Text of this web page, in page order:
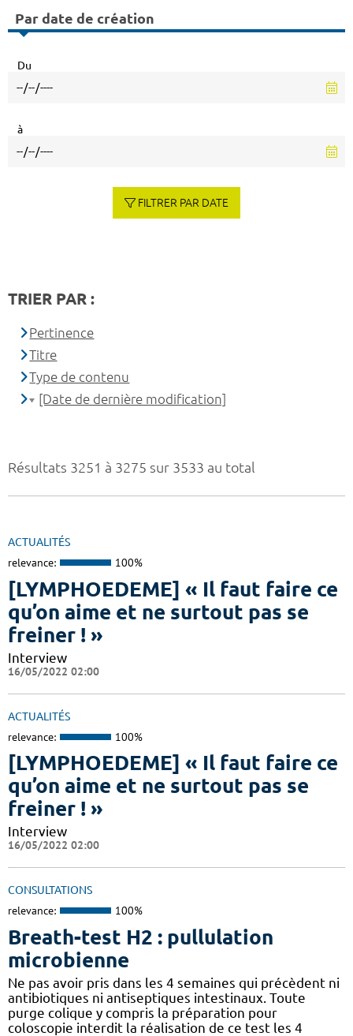
Résultats 3251 à 3275 sur 3533 au total
ACTUALITÉS
relevance: 100%
[LYMPHOEDEME] « Il faut faire ce
qu’on aime et ne surtout pas se
freiner ! »
Interview
16/05/2022 02:00
ACTUALITÉS
relevance: 100%
[LYMPHOEDEME] « Il faut faire ce
qu’on aime et ne surtout pas se
freiner ! »
Interview
16/05/2022 02:00
CONSULTATIONS
relevance: 100%
Breath-test H2 : pullulation
microbienne
Ne pas avoir pris dans les 4 semaines qui précèdent ni
antibiotiques ni antiseptiques intestinaux. Toute
purge colique y compris la préparation pour
coloscopie interdit la réalisation de ce test les 4
Par date de création
Du
à
FILTRER PAR DATE
TRIER PAR :
Pertinence
Titre
Type de contenu
[Date de dernière modification]